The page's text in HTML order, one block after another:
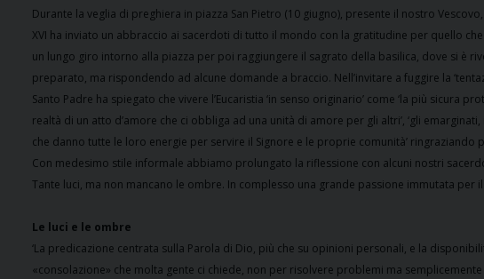
Durante la veglia di preghiera in piazza San Pietro (10 giugno), presente il nostro
XVI ha inviato un abbraccio ai sacerdoti di tutto il mondo con la gratitudine per quello
un lungo giro intorno alla piazza per poi raggiungere il sagrato della basilica, dove si è
preparato, ma rispondendo ad alcune domande a braccio. Nell’invitare a fuggire la
Santo Padre ha spiegato che vivere l’Eucaristia ‘in senso originario’ come ‘la più sicura
realtà di un atto d’amore che ci obbliga ad una unità di amore per gli altri’, ‘gli
che danno tutte le loro energie per servire il Signore e le proprie comunità’
Con medesimo stile informale abbiamo prolungato la riflessione con alcuni nostri
Tante luci, ma non mancano le ombre. In complesso una grande passione immutata per
Le luci e le ombre
‘La predicazione centrata sulla Parola di Dio, più che su opinioni personali, e la
«consolazione» che molta gente ci chiede, non per risolvere problemi ma